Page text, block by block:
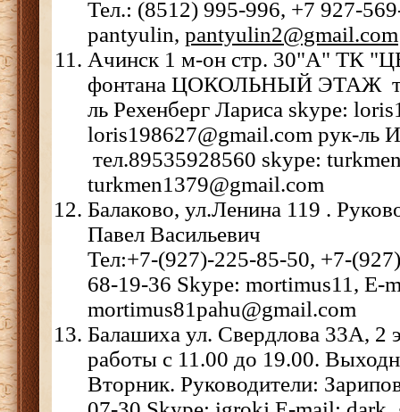
Тел.: (8512) 995-996, +7 927-
pantyulin, pantyulin2@gmail.com
Ачинск 1 м-он стр. 30"А" ТК
фонтана ЦОКОЛЬНЫЙ ЭТАЖ
ль Рехенберг Лариса skype:
loris198627@gmail.com рук-ль
тел.89535928560 skype:
turkmen1379@gmail.com
Балаково, ул.Ленина 119 .
Павел Васильевич
Тел:+7-(927)-225-85-50, +7-
68-19-36 Skype: mortimus11, E-
mortimus81pahu@gmail.com
Балашиха ул. Свердлова 33А, 2
работы с 11.00 до 19.00.
Вторник. Руководители: